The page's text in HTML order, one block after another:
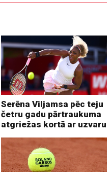
Serēna Viljamsa pēc teju
četru gadu pārtraukuma
atgriežas kortā ar uzvaru